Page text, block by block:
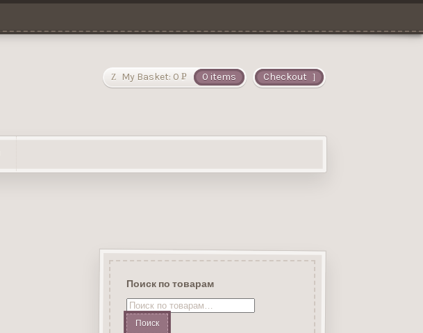
Checkout
My Basket: 0 Р
0 items
Поиск по товарам
Искать: